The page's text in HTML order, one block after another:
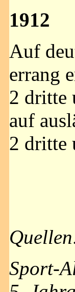
1912
Auf
errang
2 dritte
auf
2 dritte
Sport-